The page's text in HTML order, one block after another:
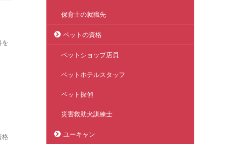
を
格
保育士の就職先
ペットの資格
ペットショップ店員
ペットホテルスタッフ
ペット探偵
災害救助犬訓練士
ユーキャン